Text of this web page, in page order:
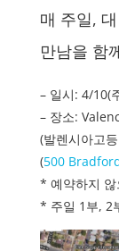
매 주일,
만남을 함
– 일시: 4/10(
– 장소:
(발렌시아고
(500
* 예약하지
* 주일 1부, 2